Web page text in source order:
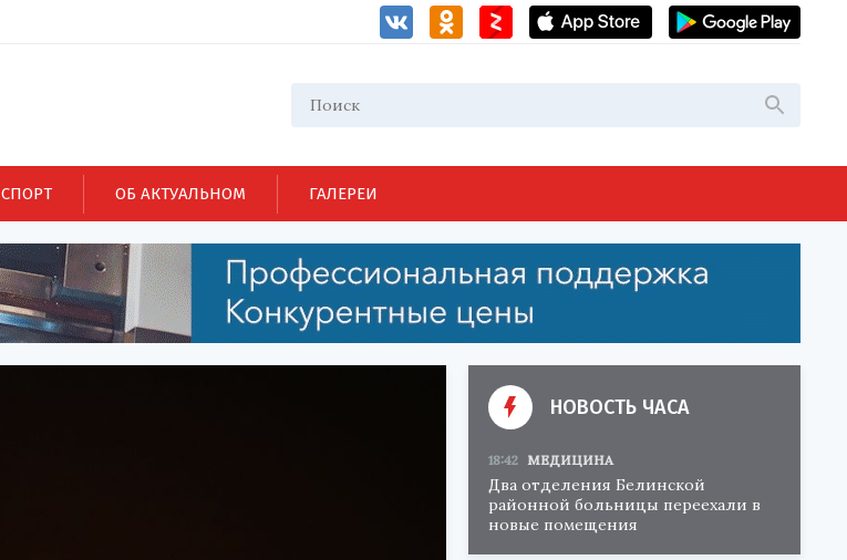
СПОРТ ОБ АКТУАЛЬНОМ ГАЛЕРЕИ
НОВОСТЬ ЧАСА
18:42 МЕДИЦИНА
Два отделения Белинской
районной больницы переехали в
новые помещения